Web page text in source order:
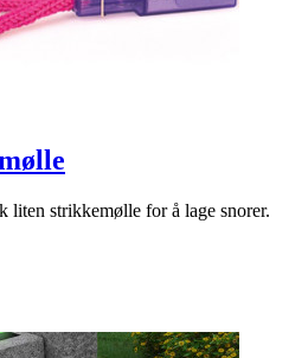
liten strikkemølle for å lage snorer.